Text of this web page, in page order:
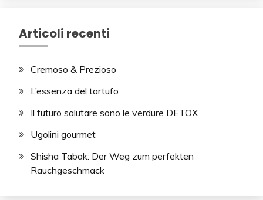
Articoli recenti
Cremoso & Prezioso
L’essenza del tartufo
Il futuro salutare sono le verdure DETOX
Ugolini gourmet
Shisha Tabak: Der Weg zum perfekten
Rauchgeschmack